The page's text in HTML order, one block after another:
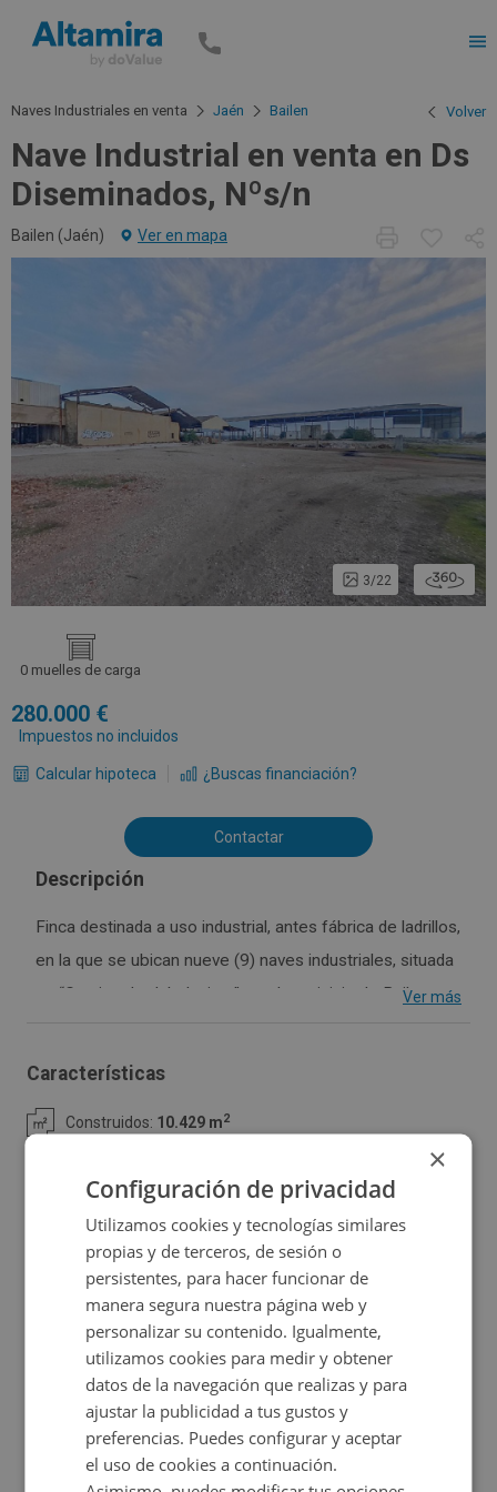
Naves Industriales en venta Jaén Bailen Volver
Nave Industrial en venta en Ds
Diseminados, Nºs/n
Bailen (Jaén) Ver en mapa
3/22
0 muelles de carga
280.000
Impuestos no incluidos
Calcular hipoteca ¿Buscas financiación?
Contactar
Descripción
Finca destinada a uso industrial, antes fábrica de ladrillos,
en la que se ubican nueve (9) naves industriales, situada
en “Camino de Jabalquinto” en el municipio de Bailen,
de 56.737 m2 de terreno, de los que 10429.0 m²
industriales citadas y otras construcciones auxiliares,
siendo el resto terrenos sin edificar. El conjunto ofrece
una gran flexibilidad para albergar diversas actividades
industriales, logísticas o de almacenamiento. La finca se
encuentra en una zona industrial consolidada, con fácil
acceso a vías principales y servicios esenciales. Esta
finca es ideal para empresas que buscan ampliar sus
operaciones en una zona estratégica y bien comunicada,
con proximidad a los ejes de la N-IV (Cádiz-Sevilla-
Madrid) y próxima igualmente a la A-44 (Málaga). Bailén
está incluida en una comarca en constante crecimiento
Ver más
Características
Construidos: 10.429 m2
Ubicación
Ampliar mapa
Promociones asociadas
×
Configuración de privacidad
Utilizamos cookies y tecnologías similares
propias y de terceros, de sesión o
persistentes, para hacer funcionar de
manera segura nuestra página web y
personalizar su contenido. Igualmente,
utilizamos cookies para medir y obtener
datos de la navegación que realizas y para
ajustar la publicidad a tus gustos y
preferencias. Puedes configurar y aceptar
el uso de cookies a continuación.